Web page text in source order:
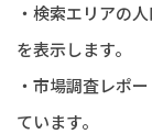
・検索エリアの
を表示します。
・市場調査レポ
ています。